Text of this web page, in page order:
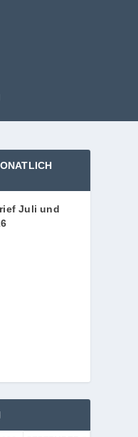
Juli und